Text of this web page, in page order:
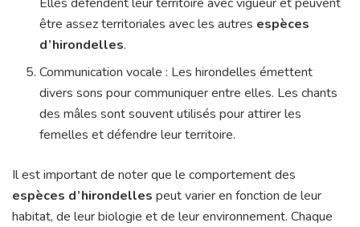
être assez territoriales avec les autres espèces
d’hirondelles.
Communication vocale : Les hirondelles émettent
divers sons pour communiquer entre elles. Les chants
des mâles sont souvent utilisés pour attirer les
femelles et défendre leur territoire.
Il est important de noter que le comportement des
espèces d’hirondelles peut varier en fonction de leur
habitat, de leur biologie et de leur environnement. Chaque